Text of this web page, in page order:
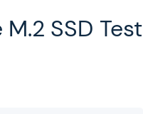
SSD Test